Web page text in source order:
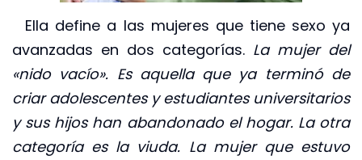
Ella define a las mujeres que tiene sexo ya
avanzadas en dos categorías. La mujer del
«nido vacío». Es aquella que ya terminó de
criar adolescentes y estudiantes universitarios
y sus hijos han abandonado el hogar. La otra
categoría es la viuda. La mujer que estuvo